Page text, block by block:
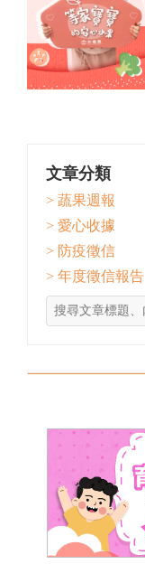
文章分類
> 蔬果週報
> 愛心收據
> 防疫徵信
> 年度徵信報告